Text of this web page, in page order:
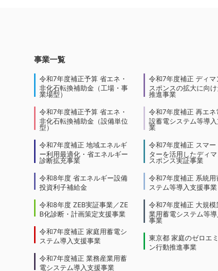
事業一覧
令和7年度補正予算 省エネ・
非化石転換補助金（工場・事
業場型）
令和7年度補正予算 省エネ・
非化石転換補助金（設備単位
型）
令和7年度補正 地域エネルギ
ー利用最適化・省エネルギー
診断拡充事業
令和8年度 省エネルギー設備
投資利子補給金
令和8年度 ZEB実証事業／ZE
B化診断・計画策定支援事業
令和7年度補正 家庭用蓄電シ
ステム導入支援事業
令和7年度補正 業務産業用蓄
電システム導入支援事業
令和7年度補正 ディマ
スポンスの拡大に向
推進事業
令和7年度補正 再エネ
設蓄電システム等導
業
令和7年度補正 スマー
ターを活用したディ
スポンス実証事業
令和7年度補正 系統用
ステム等導入支援事業
令和7年度補正 大規模
業用蓄電システム等
事業
東京都 家庭のゼロエ
ン行動推進事業